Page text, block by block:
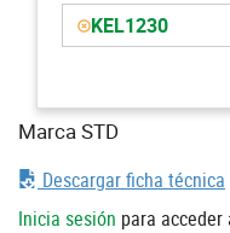
KEL1230
Marca STD
Descargar ficha técnica
Inicia sesión para